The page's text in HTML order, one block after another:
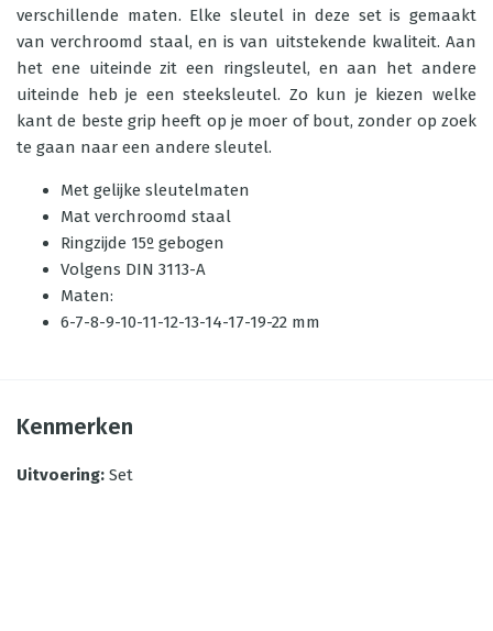
verschillende maten. Elke sleutel in deze set is gemaakt
van verchroomd staal, en is van uitstekende kwaliteit. Aan
het ene uiteinde zit een ringsleutel, en aan het andere
uiteinde heb je een steeksleutel. Zo kun je kiezen welke
kant de beste grip heeft op je moer of bout, zonder op zoek
te gaan naar een andere sleutel.
Met gelijke sleutelmaten
Mat verchroomd staal
Ringzijde 15º gebogen
Volgens DIN 3113-A
Maten:
6-7-8-9-10-11-12-13-14-17-19-22 mm
Kenmerken
Uitvoering: Set